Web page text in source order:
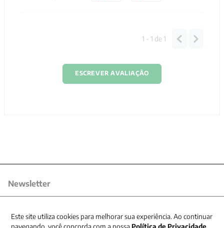
1 - 1 de1
ESCREVER AVALIAÇÃO
Newsletter
Este site utiliza cookies para melhorar sua experiência. Ao continuar
navegando, você concorda com a nossa Política de Privacidade.